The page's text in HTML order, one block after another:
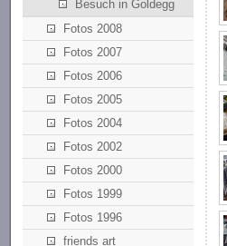
Besuch in Goldegg
Fotos 2008
Fotos 2007
Fotos 2006
Fotos 2005
Fotos 2004
Fotos 2002
Fotos 2000
Fotos 1999
Fotos 1996
friends art